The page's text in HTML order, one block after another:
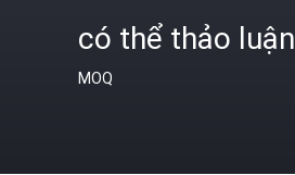
có thể thảo luận
MOQ